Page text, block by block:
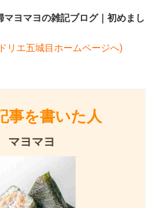
マヨマヨの雑記ブログ｜初めまし
リエ五城目ホームページへ)
事を書いた人
マヨマヨ